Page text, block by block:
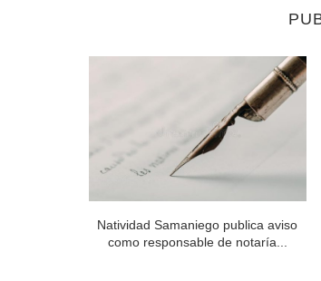
Natividad Samaniego publica aviso
como responsable de notaría...